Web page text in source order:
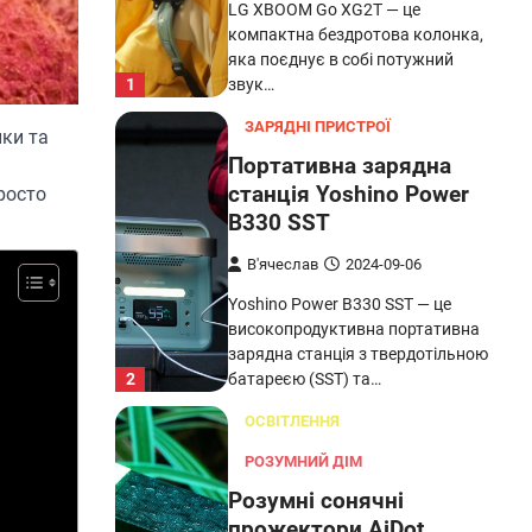
та
1
LG XBOOM Go XG2T — це
компактна бездротова колонка,
яка поєднує в собі потужний
звук…
2
ЗАРЯДНІ ПРИСТРОЇ
Портативна зарядна
станція Yoshino Power
B330 SST
В'ячеслав 2024-09-06
Yoshino Power B330 SST — це
високопродуктивна портативна
зарядна станція з твердотільною
батареєю (SST) та…
ОСВІТЛЕННЯ
РОЗУМНИЙ ДІМ
Розумні сонячні